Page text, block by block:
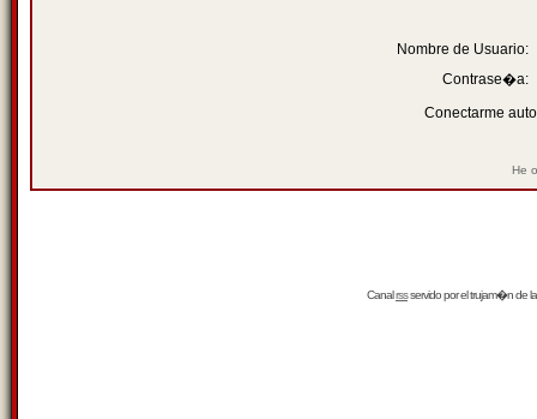
Nombre de Usuario:
Contrase�a:
Conectarme
He
Canalrssservido por eltrujam�nde